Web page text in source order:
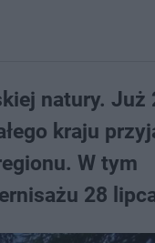
natury. Już
kraju
W tym
28